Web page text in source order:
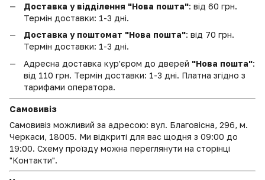
Доставка у відділення "Нова пошта": від 60 грн.
Термін доставки: 1-3 дні.
Доставка у поштомат "Нова пошта": від 70 грн.
Термін доставки: 1-3 дні.
Адресна доставка кур'єром до дверей "Нова пошта":
від 110 грн. Термін доставки: 1-3 дні. Платна згідно з
тарифами оператора.
Самовивіз
Самовивіз можливий за адресою: вул. Благовісна, 296, м.
Черкаси, 18005. Ми відкриті для вас щодня з 09:00 до
19:00. Схему проїзду можна переглянути на сторінці
"Контакти".